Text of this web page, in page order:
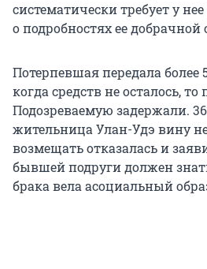
систематически требует у
о подробностях ее
Потерпевшая передала более
когда средств не осталось,
Подозреваемую задержали.
жительница Улан-Удэ вину
возмещать отказалась и
бывшей подруги должен
брака вела асоциальный